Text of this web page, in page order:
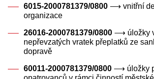
6015-2000781379/0800 ⟶ vnitřní
organizace
26016-2000781379/0800 ⟶ úložky
nepřevzatých vratek přeplatků ze
dopravě
60011-2000781379/0800 ⟶ úložky